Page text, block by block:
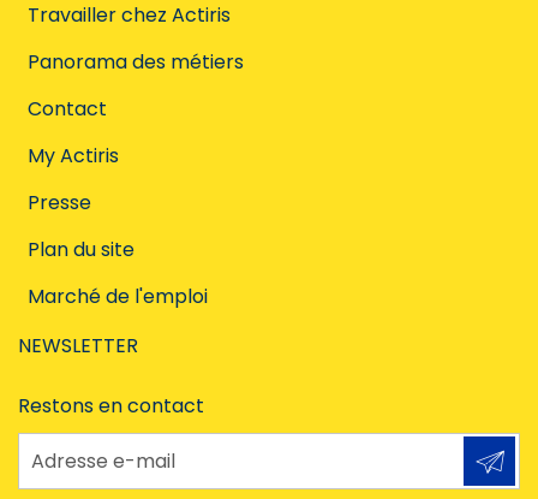
Travailler chez Actiris
Panorama des métiers
Contact
My Actiris
Presse
Plan du site
Marché de l'emploi
NEWSLETTER
Restons en contact
Adresse e-mail